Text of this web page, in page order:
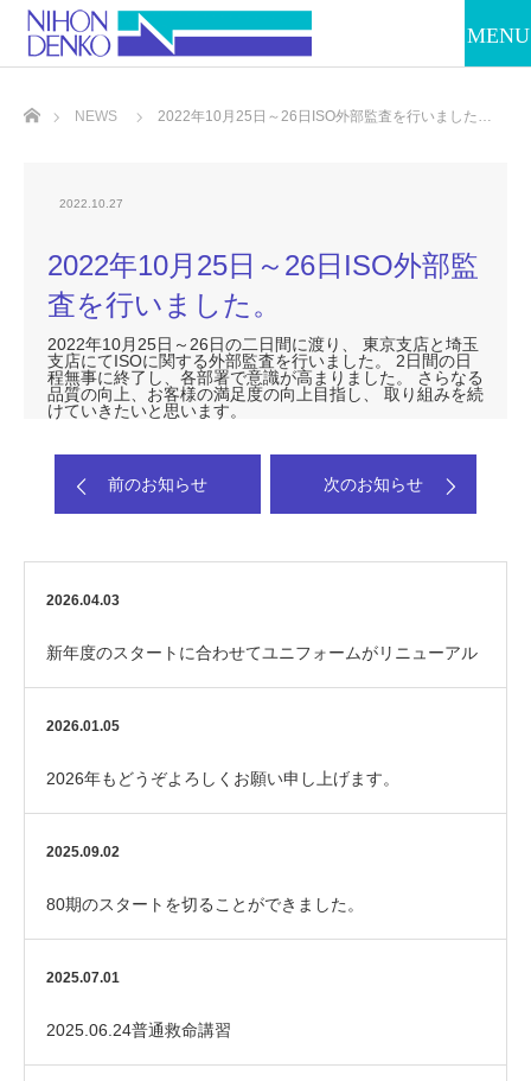
NEWS
2022年10月25日～26日ISO外部監査を行いました…
2022.10.27
2022年10月25日～26日ISO外部監
査を行いました。
2022年10月25日～26日の二日間に渡り、 東京支店と埼玉
支店にてISOに関する外部監査を行いました。 2日間の日
程無事に終了し、各部署で意識が高まりました。 さらなる
品質の向上、お客様の満足度の向上目指し、 取り組みを続
けていきたいと思います。
前のお知らせ 次のお知らせ
2026.04.03
新年度のスタートに合わせてユニフォームがリニューアル
しました！
2026.01.05
2026年もどうぞよろしくお願い申し上げます。
2025.09.02
80期のスタートを切ることができました。
2025.07.01
2025.06.24普通救命講習